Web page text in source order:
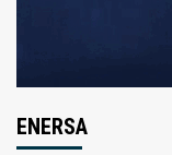
ENERSA